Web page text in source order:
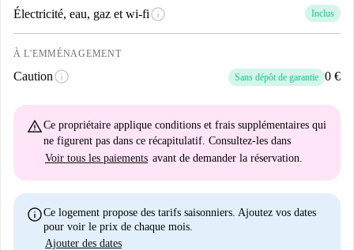
Électricité, eau, gaz et wi-fiinfo Inclus
À L'EMMÉNAGEMENT
Cautioninfo Sans dépôt de garantie 0 €
warning_amberCe propriétaire applique conditions et frais supplémentaires qui
ne figurent pas dans ce récapitulatif. Consultez-les dans
Voir tous les paiements avant de demander la réservation.
infoCe logement propose des tarifs saisonniers. Ajoutez vos dates
pour voir le prix de chaque mois.
Ajouter des dates